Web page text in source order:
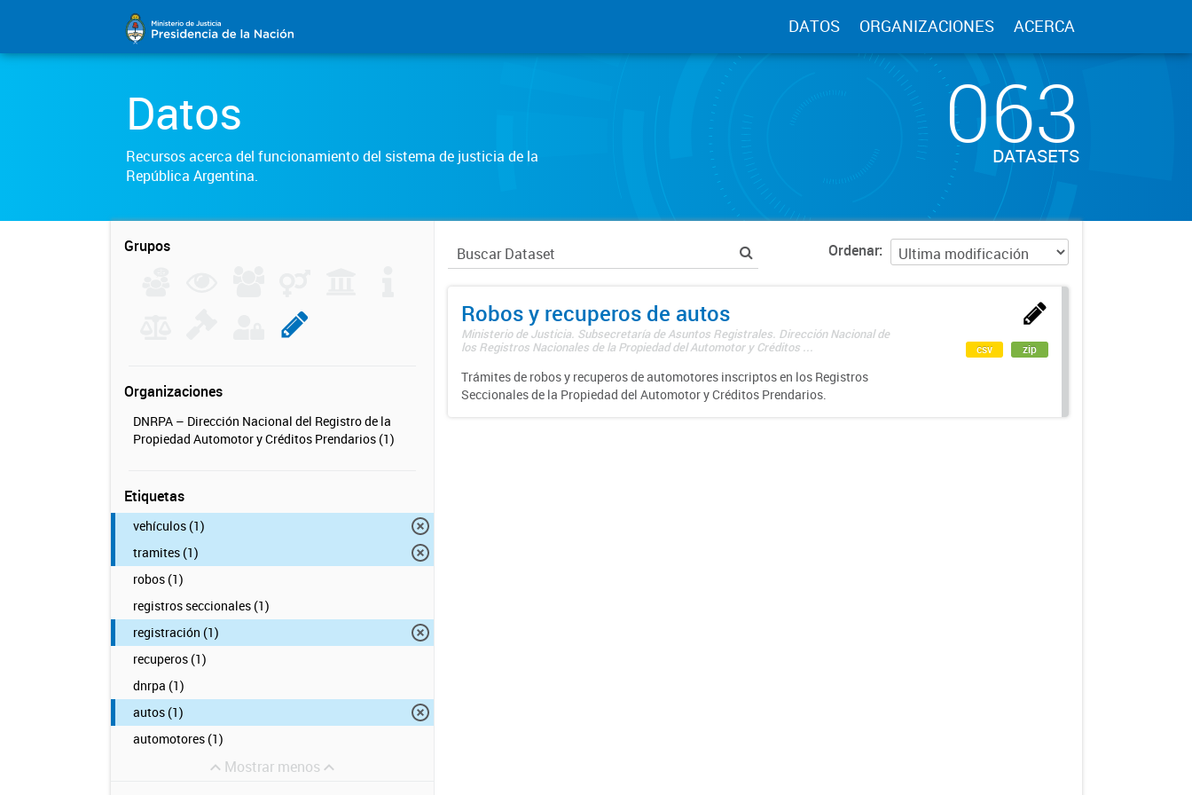
DATOS ORGANIZACIONES ACERCA
Datos
Recursos acerca del funcionamiento del sistema de justicia de la
República Argentina.
063
DATASETS
Grupos
Organizaciones
DNRPA – Dirección Nacional del Registro de la
Propiedad Automotor y Créditos Prendarios (1)
Etiquetas
vehículos (1)
tramites (1)
robos (1)
registros seccionales (1)
registración (1)
recuperos (1)
dnrpa (1)
autos (1)
automotores (1)
Mostrar menos
Ordenar
Robos y recuperos de autos
Ministerio de Justicia. Subsecretaría de Asuntos Registrales. Dirección Nacional de
los Registros Nacionales de la Propiedad del Automotor y Créditos ...
Trámites de robos y recuperos de automotores inscriptos en los Registros
Seccionales de la Propiedad del Automotor y Créditos Prendarios.
csv zip